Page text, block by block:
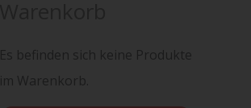
Es befinden sich keine Produkte
im Warenkorb.